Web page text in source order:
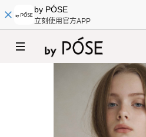
by PÓSE
立刻使用官方APP